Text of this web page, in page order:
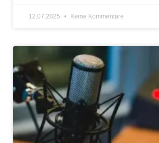
12.07.2025 Keine Kommentare